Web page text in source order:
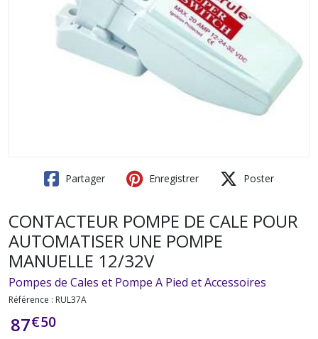
Partager Enregistrer Poster
CONTACTEUR POMPE DE CALE POUR
AUTOMATISER UNE POMPE
MANUELLE 12/32V
Pompes de Cales et Pompe A Pied et Accessoires
Référence : RUL37A
87€50